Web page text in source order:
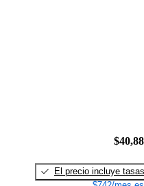
El precio incluye tasas